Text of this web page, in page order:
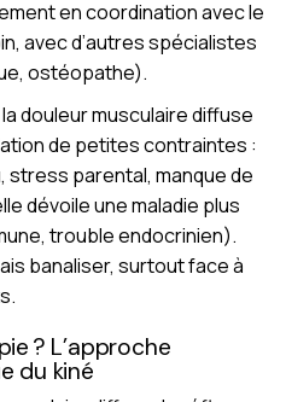
en coordination avec le
avec d’autres spécialistes
ostéopathe).
douleur musculaire diffuse
de petites contraintes :
stress parental, manque de
dévoile une maladie plus
trouble endocrinien).
banaliser, surtout face à
? L’approche
du kiné